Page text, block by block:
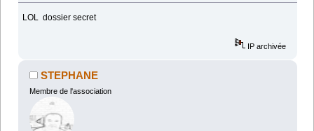
LOL dossier secret
IP archivée
STEPHANE
Membre de l'association